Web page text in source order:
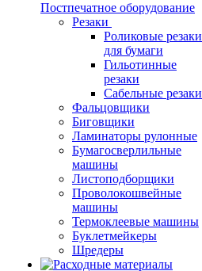
Постпечатное оборудование
Резаки
Роликовые резаки
для бумаги
Гильотинные
резаки
Сабельные резаки
Фальцовщики
Биговщики
Ламинаторы рулонные
Бумагосверлильные
машины
Листоподборщики
Проволокошвейные
машины
Термоклеевые машины
Буклетмейкеры
Шредеры